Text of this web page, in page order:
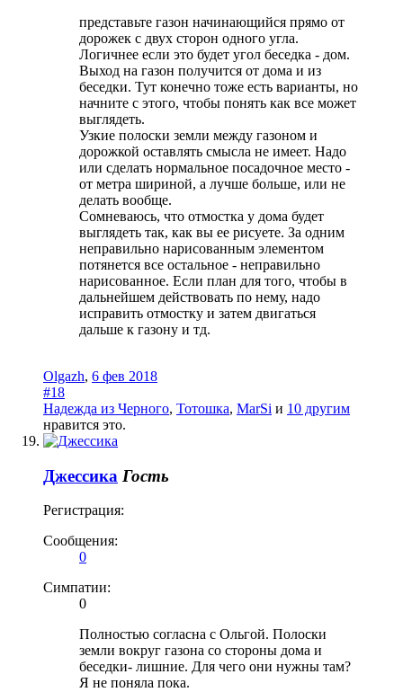
представьте газон начинающийся прямо от
дорожек с двух сторон одного угла.
Логичнее если это будет угол беседка - дом.
Выход на газон получится от дома и из
беседки. Тут конечно тоже есть варианты, но
начните с этого, чтобы понять как все может
выглядеть.
Узкие полоски земли между газоном и
дорожкой оставлять смысла не имеет. Надо
или сделать нормальное посадочное место -
от метра шириной, а лучше больше, или не
делать вообще.
Сомневаюсь, что отмостка у дома будет
выглядеть так, как вы ее рисуете. За одним
неправильно нарисованным элементом
потянется все остальное - неправильно
нарисованное. Если план для того, чтобы в
дальнейшем действовать по нему, надо
исправить отмостку и затем двигаться
дальше к газону и тд.
Olgazh, 6 фев 2018
#18
Надежда из Черного, Тотошка, MarSi и 10 другим
нравится это.
Джессика Гость
Регистрация:
Сообщения:
0
Симпатии:
0
Полностью согласна с Ольгой. Полоски
земли вокруг газона со стороны дома и
беседки- лишние. Для чего они нужны там?
Я не поняла пока.